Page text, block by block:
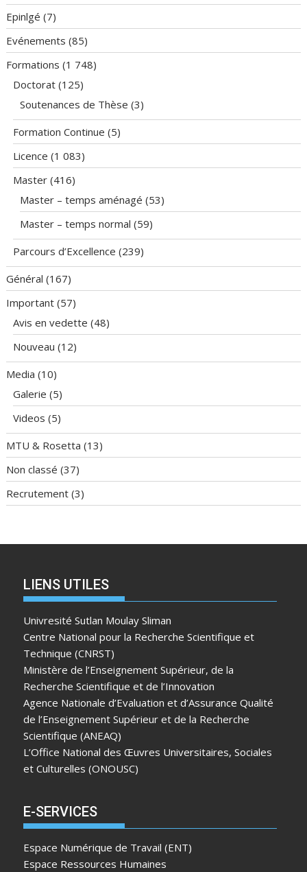
Epinlgé (7)
Evénements (85)
Formations (1 748)
Doctorat (125)
Soutenances de Thèse (3)
Formation Continue (5)
Licence (1 083)
Master (416)
Master – temps aménagé (53)
Master – temps normal (59)
Parcours d’Excellence (239)
Général (167)
Important (57)
Avis en vedette (48)
Nouveau (12)
Media (10)
Galerie (5)
Videos (5)
MTU & Rosetta (13)
Non classé (37)
Recrutement (3)
LIENS UTILES
Univresité Sutlan Moulay Sliman
Centre National pour la Recherche Scientifique et
Technique (CNRST)
Ministère de l’Enseignement Supérieur, de la
Recherche Scientifique et de l’Innovation
Agence Nationale d’Evaluation et d’Assurance Qualité
de l’Enseignement Supérieur et de la Recherche
Scientifique (ANEAQ)
L’Office National des Œuvres Universitaires, Sociales
et Culturelles (ONOUSC)
E-SERVICES
Espace Numérique de Travail (ENT)
Espace Ressources Humaines